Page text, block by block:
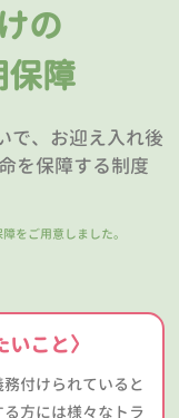
の
障
で、お迎え入れ後
を保障する制度
をご用意しました。
こと〉
付けられていると
方には様々なトラ